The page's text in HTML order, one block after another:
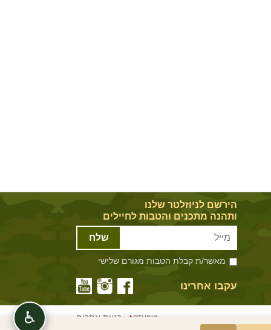
הירשם לניוזלטר שלנו
ותהנה מתכנים והטבות לחיילים
שלח
מאשר/ת קבלת הטבות מגורם שלישי
עקבו אחרינו
ASTUDIO
| בניית אתרים ♿